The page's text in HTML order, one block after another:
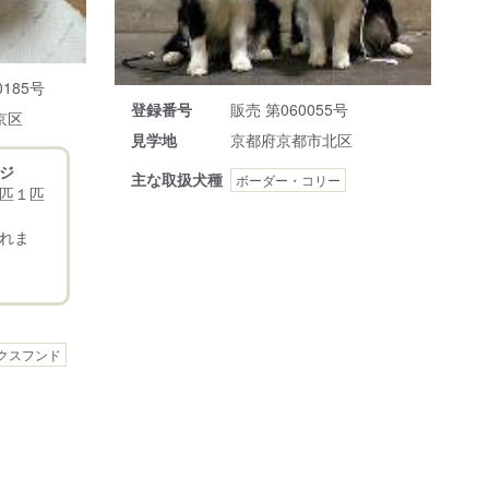
号
区
１匹
ま
スフンド
登録番号
販売 第060055号
見学地
京都府京都市北区
主な取扱犬種
ボーダー・コリー